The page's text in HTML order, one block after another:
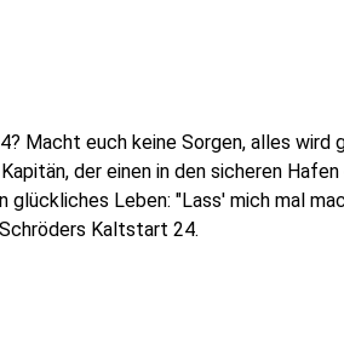
Macht euch keine Sorgen, alles wird
der einen in den sicheren
Leben: "Lass' mich mal
Kaltstart 24.